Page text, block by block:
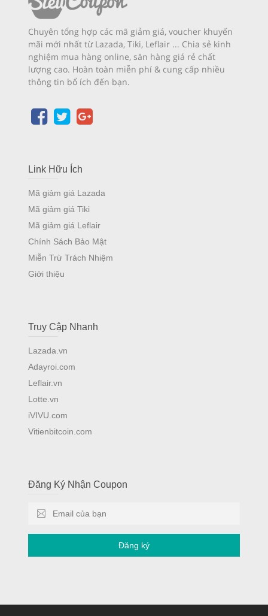
Chuyên tổng hợp các mã giảm giá, voucher khuyến
mãi mới nhất từ Lazada, Tiki, Leflair ... Chia sẻ kinh
nghiệm mua hàng online, săn hàng giá rẻ chất
lượng cao. Hoàn toàn miễn phí & cung cấp nhiều
thông tin bổ ích đến bạn.
Link Hữu Ích
Mã giảm giá Lazada
Mã giảm giá Tiki
Mã giảm giá Leflair
Chính Sách Bảo Mật
Miễn Trừ Trách Nhiệm
Giới thiệu
Truy Cập Nhanh
Lazada.vn
Adayroi.com
Leflair.vn
Lotte.vn
iVIVU.com
Vitienbitcoin.com
Đăng Ký Nhận Coupon
Đăng ký